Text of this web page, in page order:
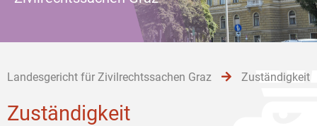
Landesgericht für Zivilrechtssachen Graz Zuständigkeit
Zuständigkeit